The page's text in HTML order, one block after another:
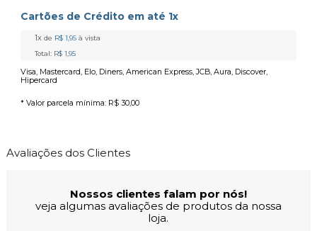
Cartões de Crédito em até 1x
1x de R$ 1,95 à vista
Total: R$ 1,95
Visa, Mastercard, Elo, Diners, American Express, JCB, Aura, Discover,
Hipercard
* Valor parcela mínima: R$ 30,00
Avaliações dos Clientes
Nossos clientes falam por nós!
veja algumas avaliações de produtos da nossa
loja.